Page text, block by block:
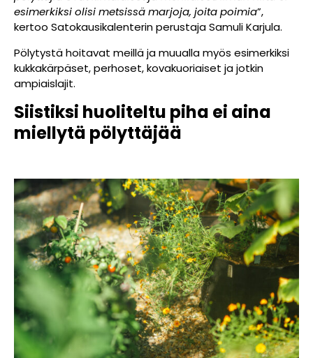
esimerkiksi olisi metsissä marjoja, joita poimia”,
kertoo Satokausikalenterin perustaja Samuli Karjula.
Pölytystä hoitavat meillä ja muualla myös esimerkiksi
kukkakärpäset, perhoset, kovakuoriaiset ja jotkin
ampiaislajit.
Siistiksi huoliteltu piha ei aina
miellytä pölyttäjää